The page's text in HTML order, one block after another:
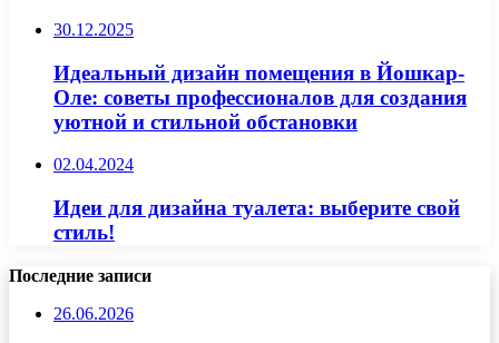
30.12.2025
Идеальный дизайн помещения в Йошкар-
Оле: советы профессионалов для создания
уютной и стильной обстановки
02.04.2024
Идеи для дизайна туалета: выберите свой
стиль!
Последние записи
26.06.2026